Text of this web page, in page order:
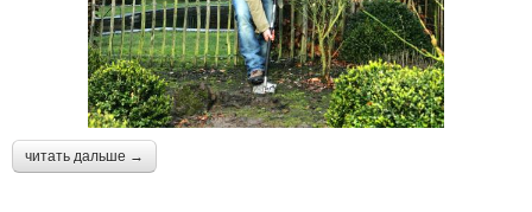
читать дальше →